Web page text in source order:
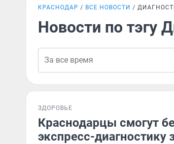
КРАСНОДАР ВСЕ НОВОСТИ
Новости по тэгу
ЗДОРОВЬЕ
Краснодарцы смогут
экспресс-диагностику